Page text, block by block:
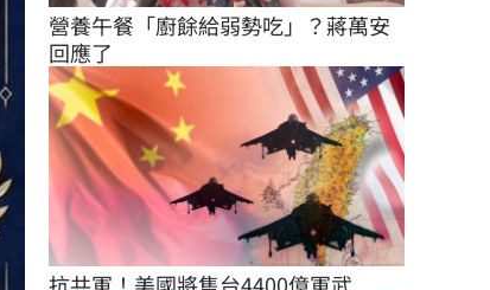
營養午餐「廚餘給弱勢吃」？蔣萬安
回應了